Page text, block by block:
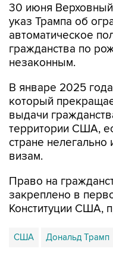
30 июня
указ Трампа об
автоматическое
гражданства по
незаконным.
В январе 2025
который
выдачи
территории США,
стране
визам.
Право на
закреплено в
Конституции США,
США Дональд Трамп